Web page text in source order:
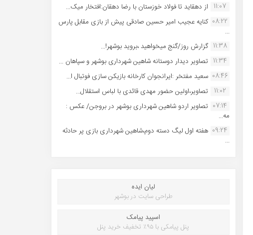
11:07 از دهقاید تا فولاد خوزستان با رضا دهقان:افتخار میک...
08:22 کنایه عجیب امیر حسین صادقی پیش از بازی مقابل پارس
...
11:38 گزارش روز/گنج میخواهید ،بروید بوشهر!...
11:34 تصاویر دیدار دوستانه شاهین شهردارى بوشهر و سپاهان ...
08:46 سعید مفتخر :ایرانجوان کارخانه بازیکن سازی فوتبال ا...
11:02
تصاویر،اولین حضور مهدی قائدی با لباس استقلال...
07:14 تصاویر اردو شاهین شهرداری بوشهر در بروجن/ عکس :
مه...
09:24 هفته اول لیگ دسته دوم،شاهین شهرداری بازی پر حادثه
...
لیان ایده
طراحی سایت در بوشهر
اسپید پیامک
پنل پیامکی با ۹۵٪ تخفیف خرید پنل